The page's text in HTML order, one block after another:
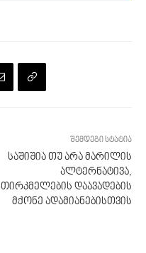
შემდეგი სტატია
საშიშია თუ არა მარილის
ალტერნატივა,
თირკმელების დაავადების
მქონე ადამიანებისთვის